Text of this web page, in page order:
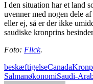
I den situation har et land
uvenner med nogen dele
eller ej, så er der ikke
saudiske kronprins
Foto: Flick.
beskæftigelseCanada
SalmanøkonomiSaudi-